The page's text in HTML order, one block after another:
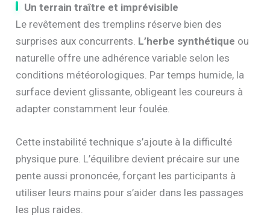
Un terrain traître et imprévisible
Le revêtement des tremplins réserve bien des
surprises aux concurrents. L’herbe synthétique ou
naturelle offre une adhérence variable selon les
conditions météorologiques. Par temps humide, la
surface devient glissante, obligeant les coureurs à
adapter constamment leur foulée.
Cette instabilité technique s’ajoute à la difficulté
physique pure. L’équilibre devient précaire sur une
pente aussi prononcée, forçant les participants à
utiliser leurs mains pour s’aider dans les passages
les plus raides.